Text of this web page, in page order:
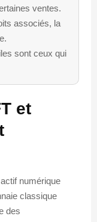
ventes.
associés, la
sont ceux qui
et
numérique
classique
des